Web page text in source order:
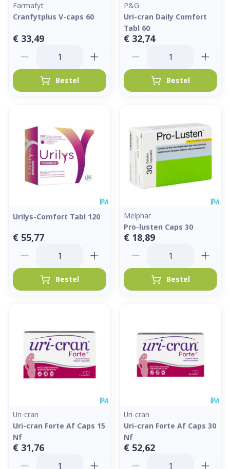
Farmafyt
Cranfytplus V-caps 60
€ 33,49
Bestel
P&G
Uri-cran Daily Comfort
Tabl 60
€ 32,74
Bestel
Urilys-Comfort Tabl 120
€ 55,77
Bestel
Melphar
Pro-lusten Caps 30
€ 18,89
Bestel
Uri-cran
Uri-cran Forte Af Caps 15
Nf
€ 31,76
Uri-cran
Uri-cran Forte Af Caps 30
Nf
€ 52,62